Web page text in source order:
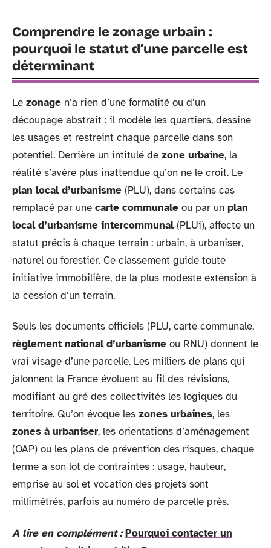
Comprendre le zonage urbain :
pourquoi le statut d’une parcelle est
déterminant
Le zonage n’a rien d’une formalité ou d’un
découpage abstrait : il modèle les quartiers, dessine
les usages et restreint chaque parcelle dans son
potentiel. Derrière un intitulé de zone urbaine, la
réalité s’avère plus inattendue qu’on ne le croit. Le
plan local d’urbanisme (PLU), dans certains cas
remplacé par une carte communale ou par un plan
local d’urbanisme intercommunal(PLUi), affecte un
statut précis à chaque terrain : urbain, à urbaniser,
naturel ou forestier. Ce classement guide toute
initiative immobilière, de la plus modeste extension à
la cession d’un terrain.
Seuls les documents officiels (PLU, carte communale,
règlement national d’urbanisme ou RNU) donnent le
vrai visage d’une parcelle. Les milliers de plans qui
jalonnent la France évoluent au fil des révisions,
modifiant au gré des collectivités les logiques du
territoire. Qu’on évoque les zones urbaines, les
zones à urbaniser, les orientations d’aménagement
(OAP) ou les plans de prévention des risques, chaque
terme a son lot de contraintes : usage, hauteur,
emprise au sol et vocation des projets sont
millimétrés, parfois au numéro de parcelle près.
A lire en complément : Pourquoi contacter un